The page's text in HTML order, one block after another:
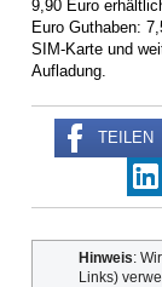
9,90 Euro
Euro Guthaben:
SIM-Karte und
Aufladung.
TEILEN
Hinweis:
Links)